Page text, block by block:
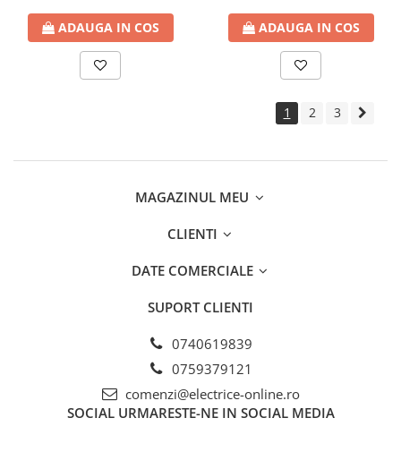
ADAUGA IN COS ADAUGA IN COS
1 2 3
MAGAZINUL MEU
CLIENTI
DATE COMERCIALE
SUPORT CLIENTI
0740619839
0759379121
comenzi@electrice-online.ro
SOCIAL URMARESTE-NE IN SOCIAL MEDIA